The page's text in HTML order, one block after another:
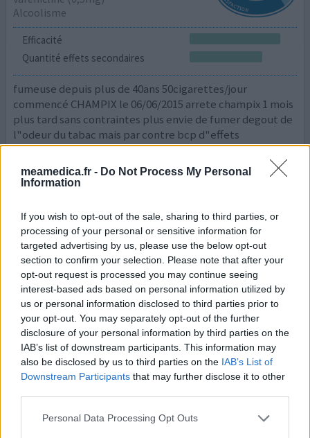
meamedica.fr - Do Not Process My Personal
Information
If you wish to opt-out of the sale, sharing to third parties, or
processing of your personal or sensitive information for
targeted advertising by us, please use the below opt-out
section to confirm your selection. Please note that after your
opt-out request is processed you may continue seeing
interest-based ads based on personal information utilized by
us or personal information disclosed to third parties prior to
your opt-out. You may separately opt-out of the further
disclosure of your personal information by third parties on the
IAB’s list of downstream participants. This information may
also be disclosed by us to third parties on the IAB’s List of
Downstream Participants that may further disclose it to other
Personal Data Processing Opt Outs
Alcoolisme
Efficacité
Quantité effets secondaires
fumeuse depuis plus de 40ans 50cigarettes/jour
commencé CHAMPIX le 06/06/2015 arrete champix 1 mois
plus tard sans contraintes plus envie de fumer degout de
l"odeur du tabac mais par contre bcp d"effets
secondaires maux de jambes permanents et souffle tres
court mais a part ca je dis genial le champix
Champix
21/04/2015 | Femme | 45
varenicline (0,5mg)
Pas dans la liste
Efficacité
Quantité effets secondaires
Voilà, j'ai arrêté de fumer le 12/12/ 2012 avec du Champix.
rêve, dépression) tout est rentrée dans l'ordre